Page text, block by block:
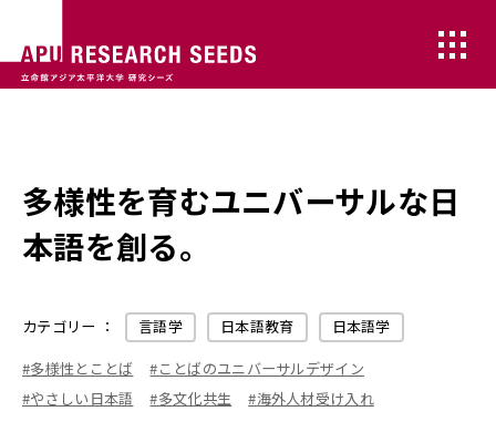
多様性を育むユニバーサルな日
本語を創る。
カテゴリー ： 言語学 日本語教育
日本語学
#多様性とことば
#ことばのユニバーサルデザイン
#やさしい日本語
#多文化共生 #海外人材受け入れ